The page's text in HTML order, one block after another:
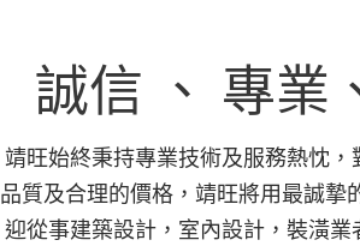
誠信 、 專業
靖旺始終秉持專業技術及服務熱忱
品質及合理的價格，靖旺將用最誠摯
迎從事建築設計，室內設計，裝潢